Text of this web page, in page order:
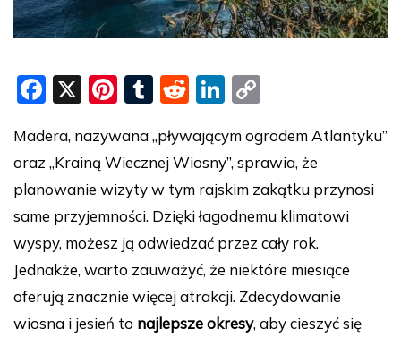
F
c
e
b
o
o
k
X
Pi
er
e
st
T
m
bl
r
R
d
di
t
Li
k
e
dI
n
p
y
Li
n
k
Madera, nazywana „pływającym ogrodem Atlantyku”
oraz „Krainą Wiecznej Wiosny”, sprawia, że
planowanie wizyty w tym rajskim zakątku przynosi
same przyjemności. Dzięki łagodnemu klimatowi
wyspy, możesz ją odwiedzać przez cały rok.
Jednakże, warto zauważyć, że niektóre miesiące
oferują znacznie więcej atrakcji. Zdecydowanie
wiosna i jesień to najlepsze okresy, aby cieszyć się